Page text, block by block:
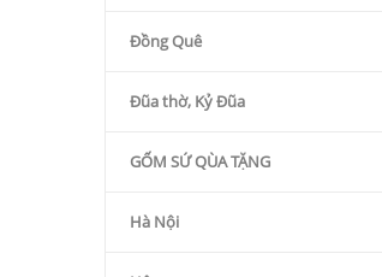
Đồng Quê
Đũa thờ, Kỷ Đũa
GỐM SỨ QÙA TẶNG
Hà Nội